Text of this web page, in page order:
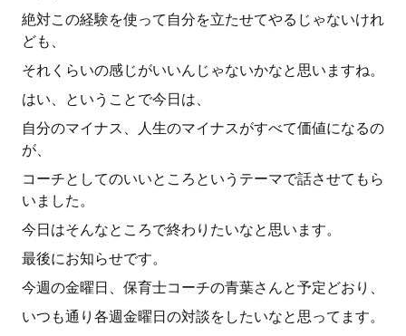
絶対この経験を使って自分を立たせてやるじゃないけれ
ども、
それくらいの感じがいいんじゃないかなと思いますね。
はい、ということで今日は、
自分のマイナス、人生のマイナスがすべて価値になるの
が、
コーチとしてのいいところというテーマで話させてもら
いました。
今日はそんなところで終わりたいなと思います。
最後にお知らせです。
今週の金曜日、保育士コーチの青葉さんと予定どおり、
いつも通り各週金曜日の対談をしたいなと思ってます。